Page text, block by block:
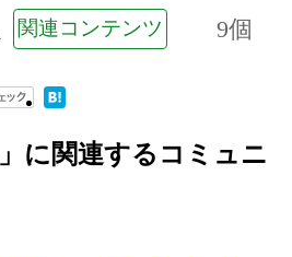
関連コンテンツ 9個
に関連するコミュニ